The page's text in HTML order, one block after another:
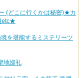
(どこに行くかは秘密)★カ
etc★
を堪能するミステリーツ
地巡礼